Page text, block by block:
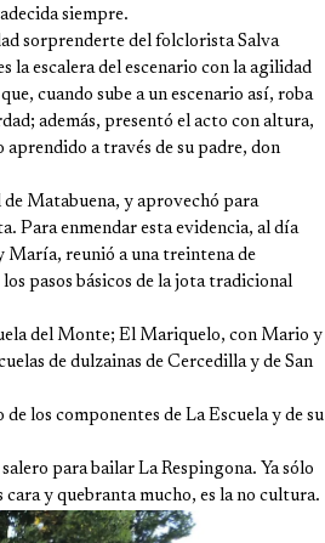
siempre.
sorprenderte del folclorista Salva
la escalera del escenario con la agilidad
cuando sube a un escenario así, roba
además, presentó el acto con altura,
a través de su padre, don
Matabuena, y aprovechó para
Para enmendar esta evidencia, al día
María, reunió a una treintena de
pasos básicos de la jota tradicional
del Monte; El Mariquelo, con Mario y
de dulzainas de Cercedilla y de San
los componentes de La Escuela y de su
para bailar La Respingona. Ya sólo
y quebranta mucho, es la no cultura.